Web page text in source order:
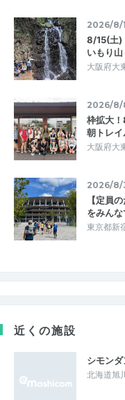
2026/8/
8/15(土)
いもり山
大阪府大
2026/8/
枠拡大
朝トレイ
大阪府大
2026/8/
【定員
をみん
東京都新
近くの施設
シモン
北海道旭